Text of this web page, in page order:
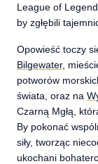
League of
by zgłębili
Opowieść toczy
Bilgewater,
potworów
świata, oraz na
Czarną Mgłą,
By pokonać
siły, tworząc
ukochani